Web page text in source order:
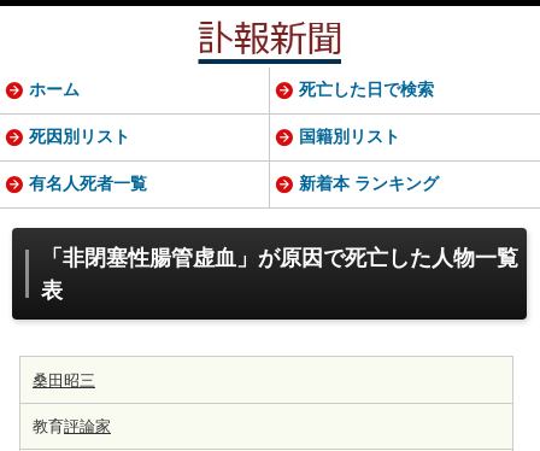
「非閉塞性腸管虚血」が原因で死亡した人物一覧
表
桑田昭三
教育評論家
ホーム 死亡した日で検索
死因別リスト 国籍別リスト
有名人死者一覧 新着本 ランキング